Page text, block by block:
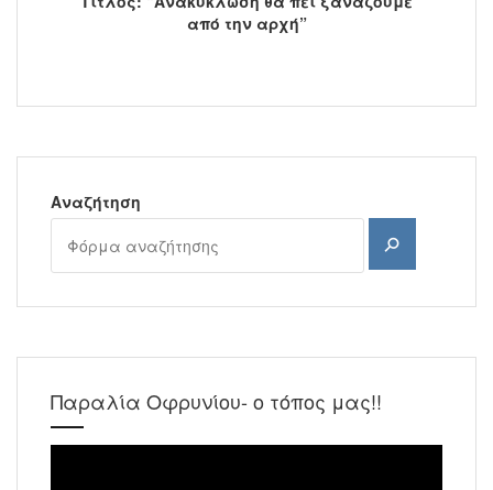
από την αρχή”
Αναζήτηση
Αναζήτηση
Παραλία Οφρυνίου- ο τόπος μας!!